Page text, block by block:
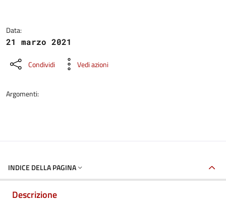
Data:
21 marzo 2021
Condividi Vedi azioni
Argomenti:
INDICE DELLA PAGINA
Descrizione